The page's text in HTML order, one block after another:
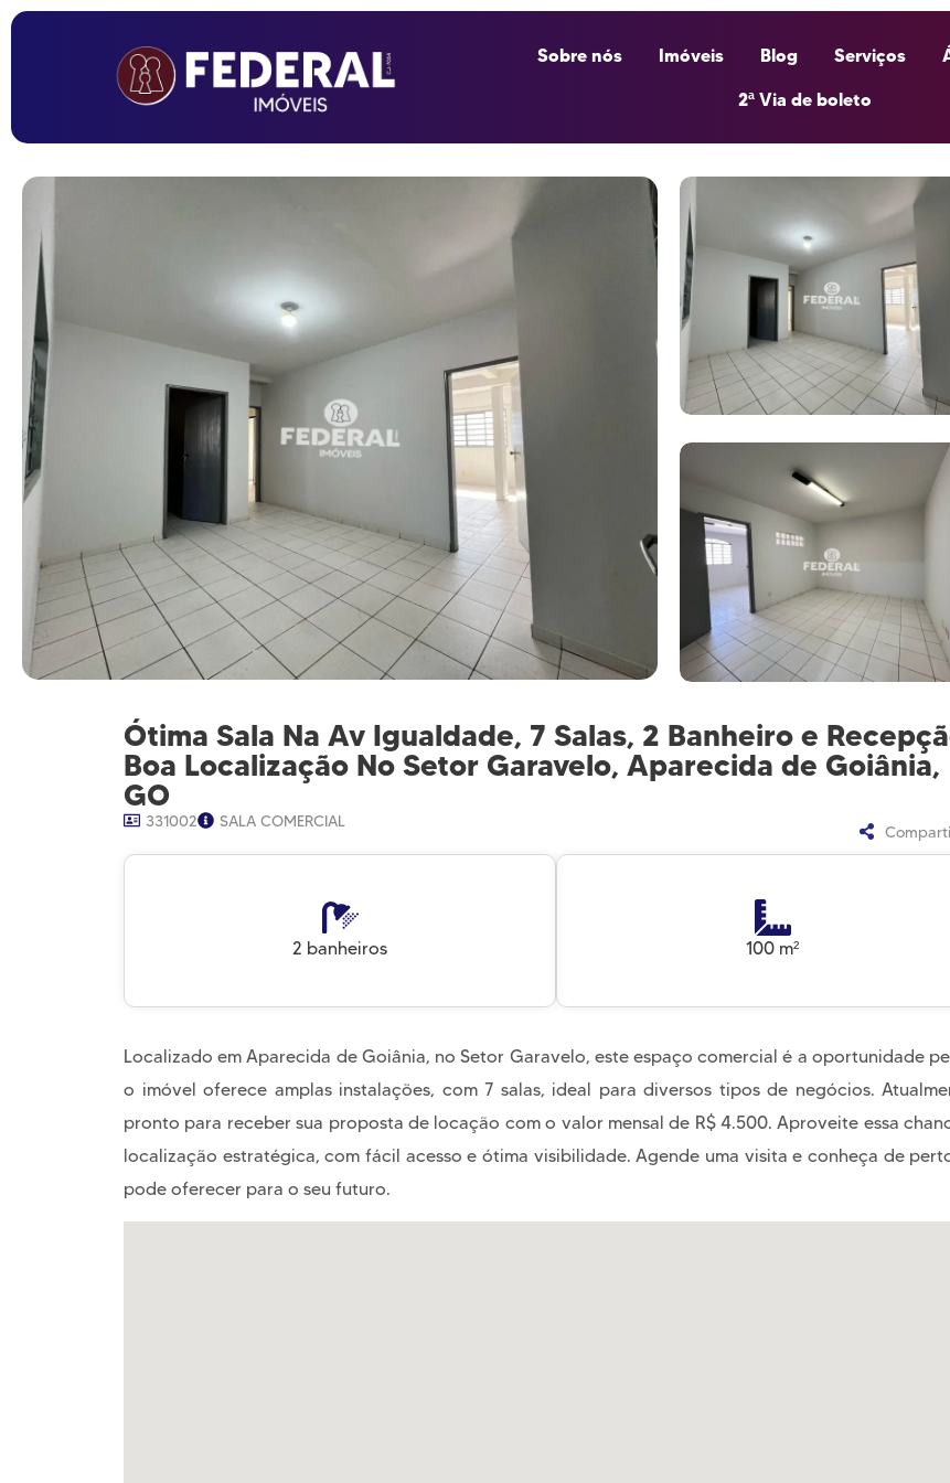
Sobre nós Imóveis Blog Serviços
2ª Via de boleto
Ótima Sala Na Av Igualdade, 7 Salas, 2 Banheiro e
Boa Localização No Setor Garavelo, Aparecida de Goiânia,
GO
331002 SALA COMERCIAL
2 banheiros 100 m²
Localizado em Aparecida de Goiânia, no Setor Garavelo, este espaço comercial é a oportunidade
o imóvel oferece amplas instalações, com 7 salas, ideal para diversos tipos de negócios.
pronto para receber sua proposta de locação com o valor mensal de R$ 4.500. Aproveite essa
localização estratégica, com fácil acesso e ótima visibilidade. Agende uma visita e conheça de
pode oferecer para o seu futuro.